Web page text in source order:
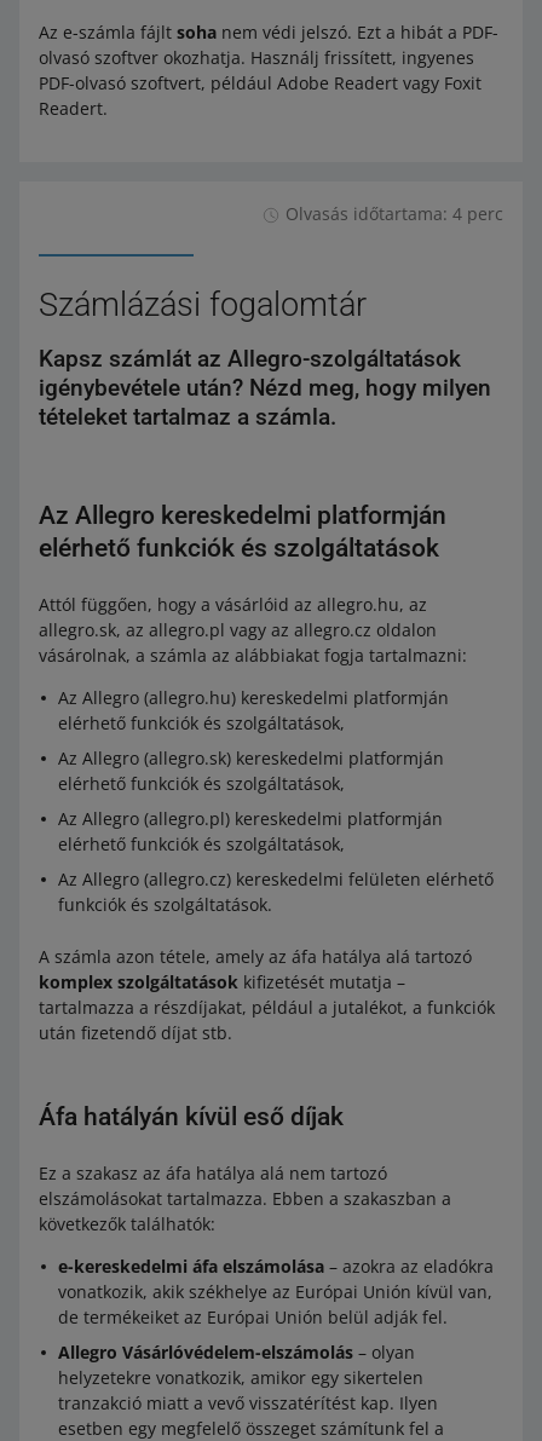
Az e-számla fájlt soha nem védi jelszó. Ezt a hibát a PDF-
olvasó szoftver okozhatja. Használj frissített, ingyenes
PDF-olvasó szoftvert, például Adobe Readert vagy Foxit
Readert.
Olvasás időtartama: 4 perc
Számlázási fogalomtár
Kapsz számlát az Allegro-szolgáltatások
igénybevétele után? Nézd meg, hogy milyen
tételeket tartalmaz a számla.
Az Allegro kereskedelmi platformján
elérhető funkciók és szolgáltatások
Attól függően, hogy a vásárlóid az allegro.hu, az
allegro.sk, az allegro.pl vagy az allegro.cz oldalon
vásárolnak, a számla az alábbiakat fogja tartalmazni:
Az Allegro (allegro.hu) kereskedelmi platformján
elérhető funkciók és szolgáltatások,
Az Allegro (allegro.sk) kereskedelmi platformján
elérhető funkciók és szolgáltatások,
Az Allegro (allegro.pl) kereskedelmi platformján
elérhető funkciók és szolgáltatások,
Az Allegro (allegro.cz) kereskedelmi felületen elérhető
funkciók és szolgáltatások.
A számla azon tétele, amely az áfa hatálya alá tartozó
komplex szolgáltatások kifizetését mutatja –
tartalmazza a részdíjakat, például a jutalékot, a funkciók
után fizetendő díjat stb.
Áfa hatályán kívül eső díjak
Ez a szakasz az áfa hatálya alá nem tartozó
elszámolásokat tartalmazza. Ebben a szakaszban a
következők találhatók:
e-kereskedelmi áfa elszámolása – azokra az eladókra
vonatkozik, akik székhelye az Európai Unión kívül van,
de termékeiket az Európai Unión belül adják fel.
Allegro Vásárlóvédelem-elszámolás – olyan
helyzetekre vonatkozik, amikor egy sikertelen
tranzakció miatt a vevő visszatérítést kap. Ilyen
esetben egy megfelelő összeget számítunk fel a